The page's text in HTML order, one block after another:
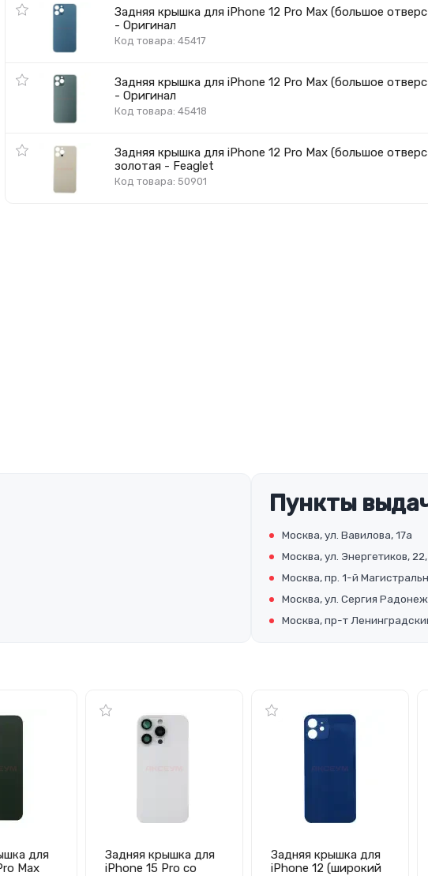
Задняя крышка для iPhone 12 Pro Max (большое
- Оригинал
Код товара: 45417
Задняя крышка для iPhone 12 Pro Max (большое
- Оригинал
Код товара: 45418
Задняя крышка для iPhone 12 Pro Max (большое
золотая - Feaglet
Код товара: 50901
Пункты
Москва, ул. Вавилова, 17а
Москва, ул. Энергетиков,
Москва, пр. 1-й
Москва, ул. Сергия
Москва, пр-т
для
Max
Задняя крышка для
iPhone 15 Pro со
Задняя крышка для
iPhone 12 (широкий